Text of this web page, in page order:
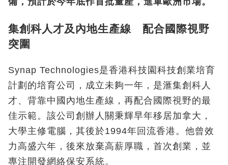
集創科人才及內地生產線 配合國際視野
突圍
Synap Technologies是香港科技園科技創業培育
計劃的培育公司，成立未夠一年，是滙集創科人
才、背靠中國內地生產線，再配合國際視野的最
佳示範。該公司創辦人關秉輝早年移居加拿大，
大學主修電腦，其後於1994年回流香港。他曾效
力高盛六年，後來放棄高薪厚職，首次創業，並
專注開發網絡保安系統。